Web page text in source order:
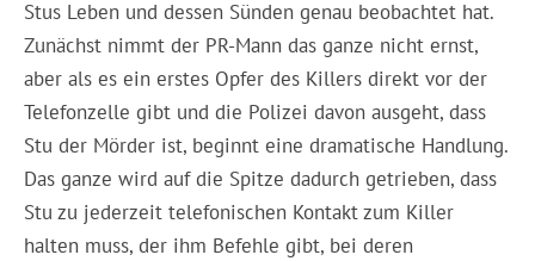
Stus Leben und dessen Sünden genau beobachtet hat.
Zunächst nimmt der PR-Mann das ganze nicht ernst,
aber als es ein erstes Opfer des Killers direkt vor der
Telefonzelle gibt und die Polizei davon ausgeht, dass
Stu der Mörder ist, beginnt eine dramatische Handlung.
Das ganze wird auf die Spitze dadurch getrieben, dass
Stu zu jederzeit telefonischen Kontakt zum Killer
halten muss, der ihm Befehle gibt, bei deren